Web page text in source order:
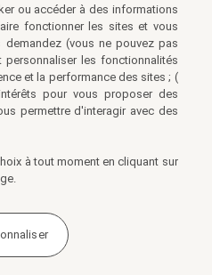
ou accéder à des informations
fonctionner les sites et vous
(vous ne pouvez pas
les fonctionnalités
et la performance des sites ; (
pour vous proposer des
permettre d'interagir avec des
à tout moment en cliquant sur